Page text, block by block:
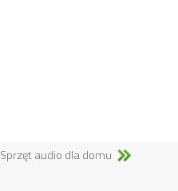
Sprzęt audio dla domu